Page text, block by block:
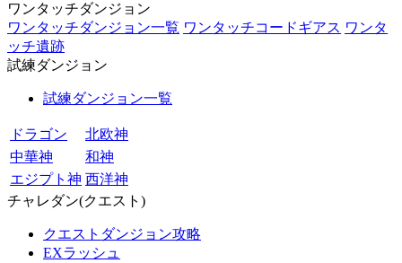
ワンタッチダンジョン
ワンタッチダンジョン一覧 ワンタッチコードギアス ワンタ
ッチ遺跡
試練ダンジョン
試練ダンジョン一覧
ドラゴン
北欧神
中華神
和神
エジプト神 西洋神
チャレダン(クエスト)
クエストダンジョン攻略
EXラッシュ